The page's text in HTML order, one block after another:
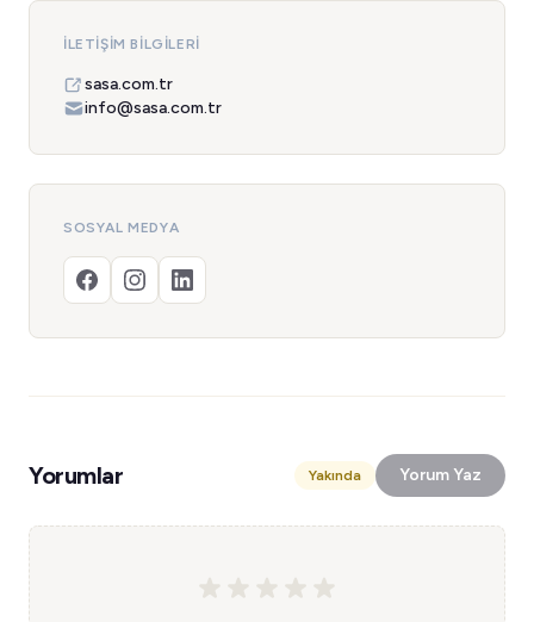
İLETIŞIM BILGILERI
sasa.com.tr
info@sasa.com.tr
SOSYAL MEDYA
Yorumlar Yakında Yorum Yaz